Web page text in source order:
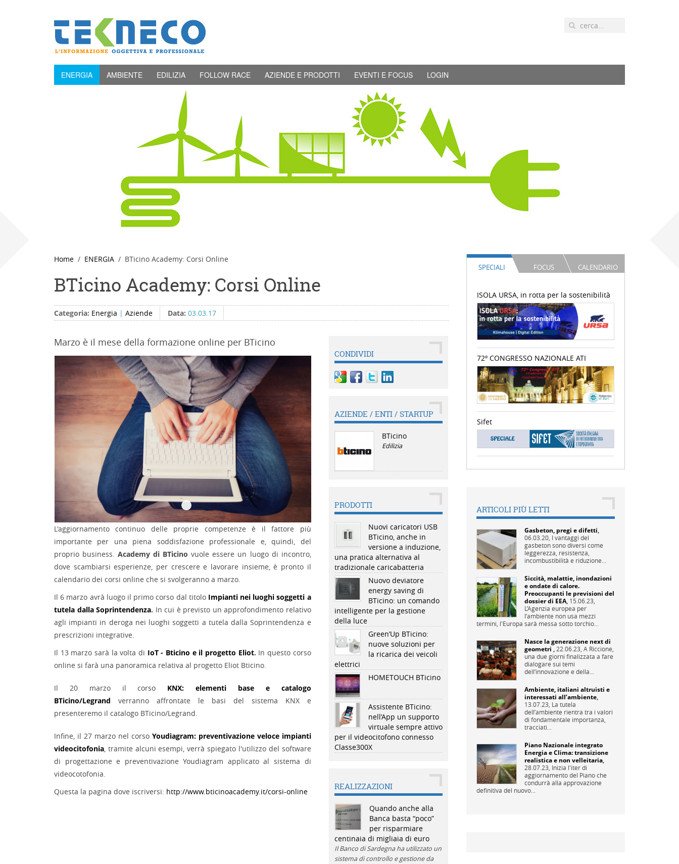
ENERGIA AMBIENTE EDILIZIA FOLLOW RACE AZIENDE E PRODOTTI EVENTI E FOCUS LOGIN
Home ENERGIA BTicino Academy: Corsi Online
BTicino Academy: Corsi Online
Categoria: Energia | Aziende Data: 03.03.17
Marzo è il mese della formazione online per BTicino
L'aggiornamento continuo delle proprie competenze è il fattore più
importante per una piena soddisfazione professionale e, quindi, del
proprio business.Academy di BTicino vuole essere un luogo di incontro,
dove scambiarsi esperienze, per crescere e lavorare insieme, è pronto il
calendario dei corsi online che si svolgeranno a marzo.
Il 6 marzo avrà luogo il primo corso dal titolo Impianti nei luoghi soggetti a
tutela dalla Soprintendenza. In cui è previsto un approfondimento relativo
agli impianti in deroga nei luoghi soggetti a tutela dalla Soprintendenza e
prescrizioni integrative.
Il 13 marzo sarà la volta di IoT - Bticino e il progetto Eliot. In questo corso
online si farà una panoramica relativa al progetto Eliot Bticino.
Il 20 marzo il corso
KNX: elementi base e catalogo
BTicino/Legrand
verranno affrontate
le basi del sistema KNX e
presenteremo il catalogo BTicino/Legrand.
Infine, il 27 marzo nel corso Youdiagram: preventivazione veloce impianti
videocitofonia, tramite alcuni esempi, verrà spiegato l'utilizzo del software
di progettazione e preventivazione Youdiagram applicato al sistema di
videocotofonia.
Questa la pagina dove iscriversi: http://www.bticinoacademy.it/corsi-online
CONDIVIDI
AZIENDE / ENTI / STARTUP
BTicino
Edilizia
PRODOTTI
Nuovi caricatori USB
BTicino, anche in
versione a induzione,
una pratica alternativa al
tradizionale caricabatteria
Nuovo deviatore
energy saving di
BTicino: un comando
intelligente per la gestione
della luce
Green’Up BTicino:
nuove soluzioni per
la ricarica dei veicoli
elettrici
HOMETOUCH BTicino
Assistente BTicino:
nell’App un supporto
virtuale sempre attivo
per il videocitofono connesso
Classe300X
REALIZZAZIONI
Quando anche alla
Banca basta “poco”
per risparmiare
centinaia di migliaia di euro
Il Banco di Sardegna ha utilizzato un
sistema di controllo e gestione da
SPECIALI FOCUS CALENDARIO
ISOLA URSA, in rotta per la sostenibilità
72º CONGRESSO NAZIONALE ATI
Sifet
ARTICOLI PIÙ LETTI
Gasbeton, pregi e difetti,
06.03.20, I vantaggi del
gasbeton sono diversi come
leggerezza, resistenza,
incombustibilità e riduzione...
Siccità, malattie, inondazioni
e ondate di calore.
Preoccupanti le previsioni del
dossier di EEA, 15.06.23,
L’Agenzia europea per
l’ambiente non usa mezzi
termini, l'Europa sarà messa sotto torchio...
Nasce la generazione next di
geometri , 22.06.23, A Riccione,
una due giorni finalizzata a fare
dialogare sui temi
dell’innovazione e della...
Ambiente, italiani altruisti e
interessati all’ambiente,
13.07.23, La tutela
dell’ambiente rientra tra i valori
di fondamentale importanza,
tracciati...
Piano Nazionale integrato
Energia e Clima: transizione
realistica e non velleitaria,
28.07.23, Inizia l'iter di
aggiornamento del Piano che
condurrà alla approvazione
definitiva del nuovo...